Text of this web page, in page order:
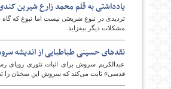
یادداشتی به قلم محمد زارع شیرین
تردیدی در نبوغ شریعتی نیست اما نبوغ که
مشکلات دیگر بیفزاید.
نقدهای حسینی طباطبایی از اندیشه
عبدالکریم سروش برای اثبات تئوری رویای
قدسی» ثابت می‌کند که سروش این سخنان را